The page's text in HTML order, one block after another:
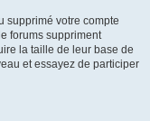
supprimé votre compte
forums suppriment
la taille de leur base de
et essayez de participer